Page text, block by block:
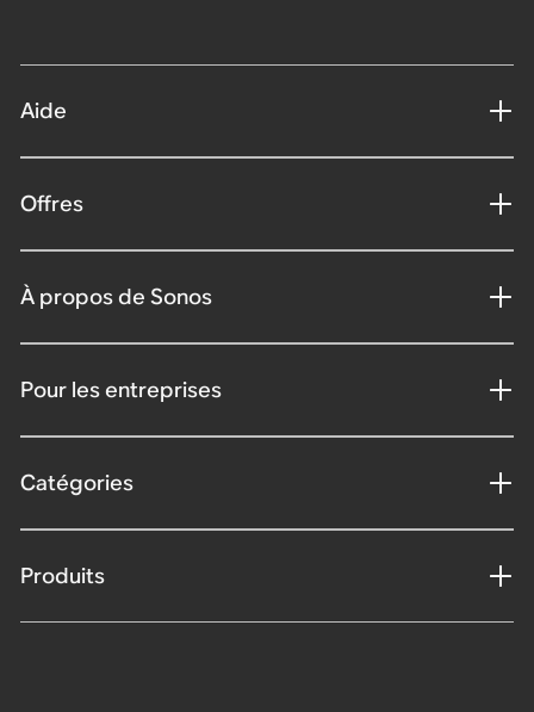
Aide
Offres
À propos de Sonos
Pour les entreprises
Catégories
Produits